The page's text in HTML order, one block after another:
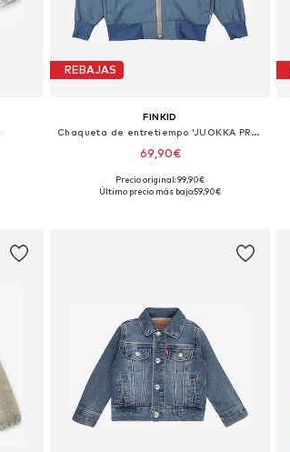
REBAJAS
FINKID
Chaqueta de entretiempo 'JUOKKA PROTECT'
69,90€
Precio original: 99,90€
Último precio más bajo:59,90€